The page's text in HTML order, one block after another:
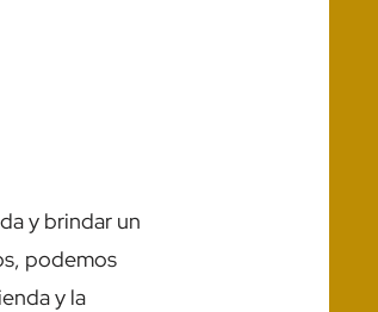
y brindar un
podemos
y la